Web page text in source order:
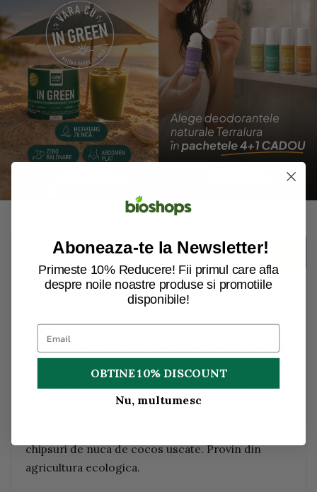
Descriere
Chips-uri de nuca de cocos organice, neindulcite,
neprajite, ofera o bucurie exotica. Pentru coacere,
pentru musli de dimineata, pentru faina de ovaz
creativa, pentru gatit sau doar pentru a ciuguli din
chipsuri de nuca de cocos uscate. Provin din
agricultura ecologica.
Aboneaza-te la Newsletter!
Primeste 10% Reducere! Fii primul care afla
despre noile noastre produse si promotiile
disponibile!
OBTINE 10% DISCOUNT
Nu, multumesc